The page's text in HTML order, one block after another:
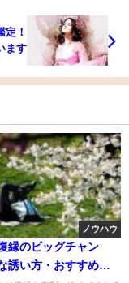
定！
ます
ノウハウ
縁のビッグチャン
誘い方・おすすめの